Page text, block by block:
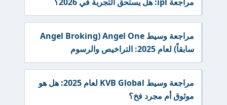
مراجعة وسيط Angel One (Angel Broking
سابقاً) لعام 2025: التراخيص والرسوم
مراجعة وسيط KVB Global لعام 2025: هل هو
موثوق أم مجرد فخ؟